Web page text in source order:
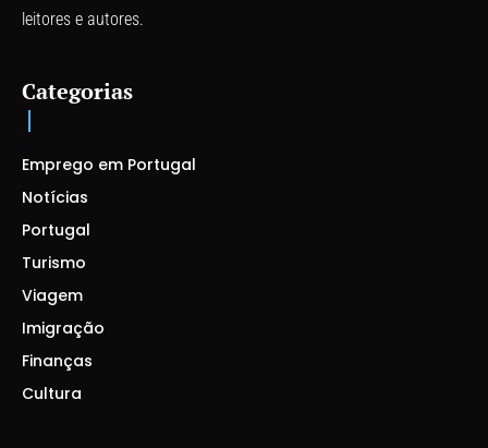
leitores e autores.
Categorias
Emprego em Portugal
Notícias
Portugal
Turismo
Viagem
Imigração
Finanças
Cultura